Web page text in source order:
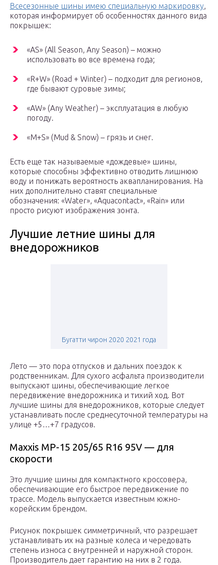
Всесезонные шины имею специальную маркировку,
которая информирует об особенностях данного вида
покрышек:
«AS» (All Season, Any Season) – можно
использовать во все времена года;
«R+W» (Road + Winter) – подходит для регионов,
где бывают суровые зимы;
«AW» (Any Weather) – эксплуатация в любую
погоду.
«M+S» (Mud & Snow) – грязь и снег.
Есть еще так называемые «дождевые» шины,
которые способны эффективно отводить лишнюю
воду и понижать вероятность аквапланирования. На
них дополнительно ставят специальные
обозначения: «Water», «Aquacontact», «Rain» или
просто рисуют изображения зонта.
Лучшие летние шины для
внедорожников
Бугатти чирон 2020 2021 года
Лето — это пора отпусков и дальних поездок к
родственникам. Для сухого асфальта производители
выпускают шины, обеспечивающие легкое
передвижение внедорожника и тихий ход. Вот
лучшие шины для внедорожников, которые следует
устанавливать после среднесуточной температуры на
улице +5…+7 градусов.
Maxxis MP-15 205/65 R16 95V — для
скорости
Это лучшие шины для компактного кроссовера,
обеспечивающие его быстрое передвижение по
трассе. Модель выпускается известным южно-
корейским брендом.
Рисунок покрышек симметричный, что разрешает
устанавливать их на разные колеса и чередовать
степень износа с внутренней и наружной сторон.
Производитель дает гарантию на них в 2 года.